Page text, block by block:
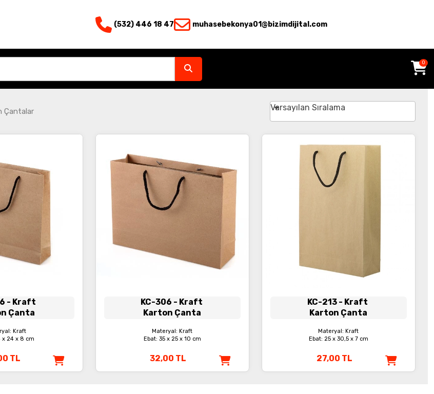
(532) 446 18 47 muhasebekonya01@bizimdijital.com
0
Çantalar Varsayılan Sıralama
- Kraft
Çanta
Kraft
x 24 x 8 cm
TL
KC-306 - Kraft
Karton Çanta
Materyal: Kraft
Ebat: 35 x 25 x 10 cm
32,00 TL
KC-213 - Kraft
Karton Çanta
Materyal: Kraft
Ebat: 25 x 30,5 x 7 cm
27,00 TL